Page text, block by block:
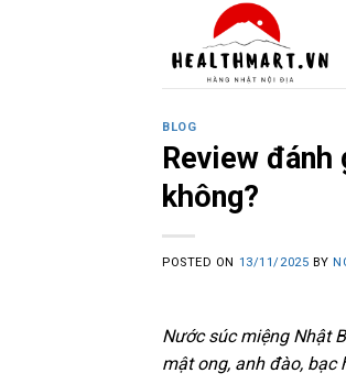
BLOG
Review
không?
POSTED ON 13/11/2025 BY
Nước súc miệng Nhật
mật ong, anh đào, bạc